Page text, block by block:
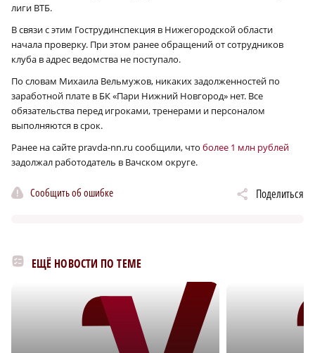
лиги ВТБ.
В связи с этим Гострудинспекция в Нижегородской области
начала проверку. При этом ранее обращений от сотрудников
клуба в адрес ведомства не поступало.
По словам Михаила Вельмужов, никаких задолженностей по
заработной плате в БК «Пари Нижний Новгород» нет. Все
обязательства перед игроками, тренерами и персоналом
выполняются в срок.
Ранее на сайте pravda-nn.ru сообщили, что более 1 млн рублей
задолжал работодатель в Вачском округе.
Сообщить об ошибке Поделиться
ЕЩЁ НОВОСТИ ПО ТЕМЕ